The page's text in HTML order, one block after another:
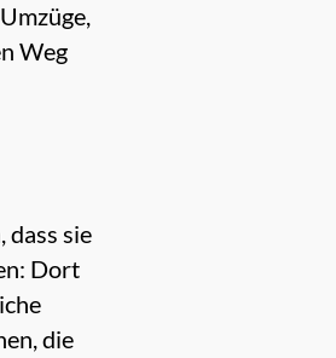
Weg
dass sie
Dort
die